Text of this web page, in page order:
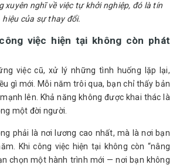
xuyên nghĩ về việc tự khởi nghiệp, đó là tín
hiệu của sự thay đổi.
việc hiện tại không còn phát
việc cũ, xử lý những tình huống lặp lại,
gì mới. Mỗi năm trôi qua, bạn chỉ thấy bản
lên. Khả năng không được khai thác là
một đời người.
phải là nơi lương cao nhất, mà là nơi bạn
Khi công việc hiện tại không còn “nâng
chọn một hành trình mới — nơi bạn không